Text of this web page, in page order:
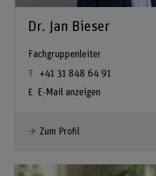
Dr. Jan Bieser
Fachgruppenleiter
+41 31 848 64 91
E-Mail anzeigen
Zum Profil